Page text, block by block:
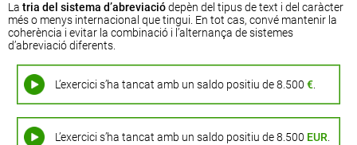
La tria del sistema d’abreviaciódepèn del tipus de text i del caràcter
més o menys internacional que tingui. En tot cas, convé mantenir la
coherència i evitar la combinació i l’alternança de sistemes
d’abreviació diferents.
L’exercici s’ha tancat amb un saldo positiu de 8.500€.
L’exercici s’ha tancat amb un saldo positiu de 8.500 EUR.